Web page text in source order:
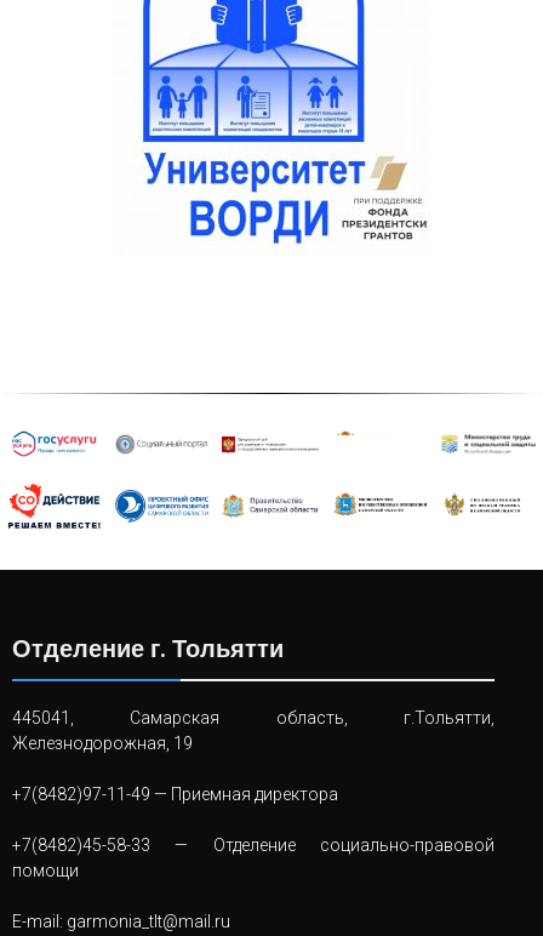
Отделение г. Тольятти
445041, Самарская область, г.Тольятти,
Железнодорожная, 19
+7(8482)97-11-49 — Приемная директора
+7(8482)45-58-33 — Отделение социально-правовой
помощи
E-mail: garmonia_tlt@mail.ru